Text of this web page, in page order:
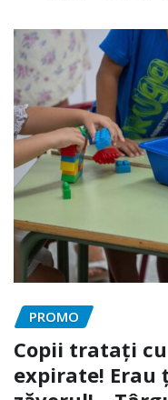
PROMO
Copii tratați
expirate!